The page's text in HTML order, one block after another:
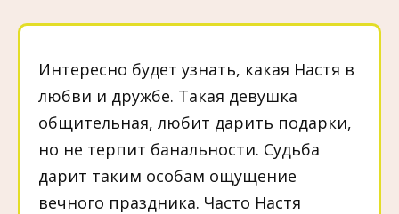
Интересно будет узнать, какая Настя в
любви и дружбе. Такая девушка
общительная, любит дарить подарки,
но не терпит банальности. Судьба
дарит таким особам ощущение
вечного праздника. Часто Настя